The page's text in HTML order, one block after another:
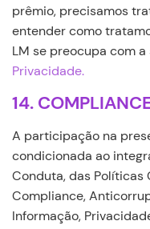
prêmio, precisamos
entender como
LM se preocupa com
Privacidade.
14.
A participação na
condicionada ao
Conduta, das
Compliance,
Informação,